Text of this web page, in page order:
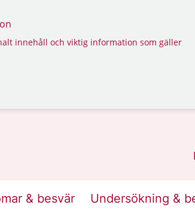
innehåll och viktig information som gäller
& besvär Undersökning &